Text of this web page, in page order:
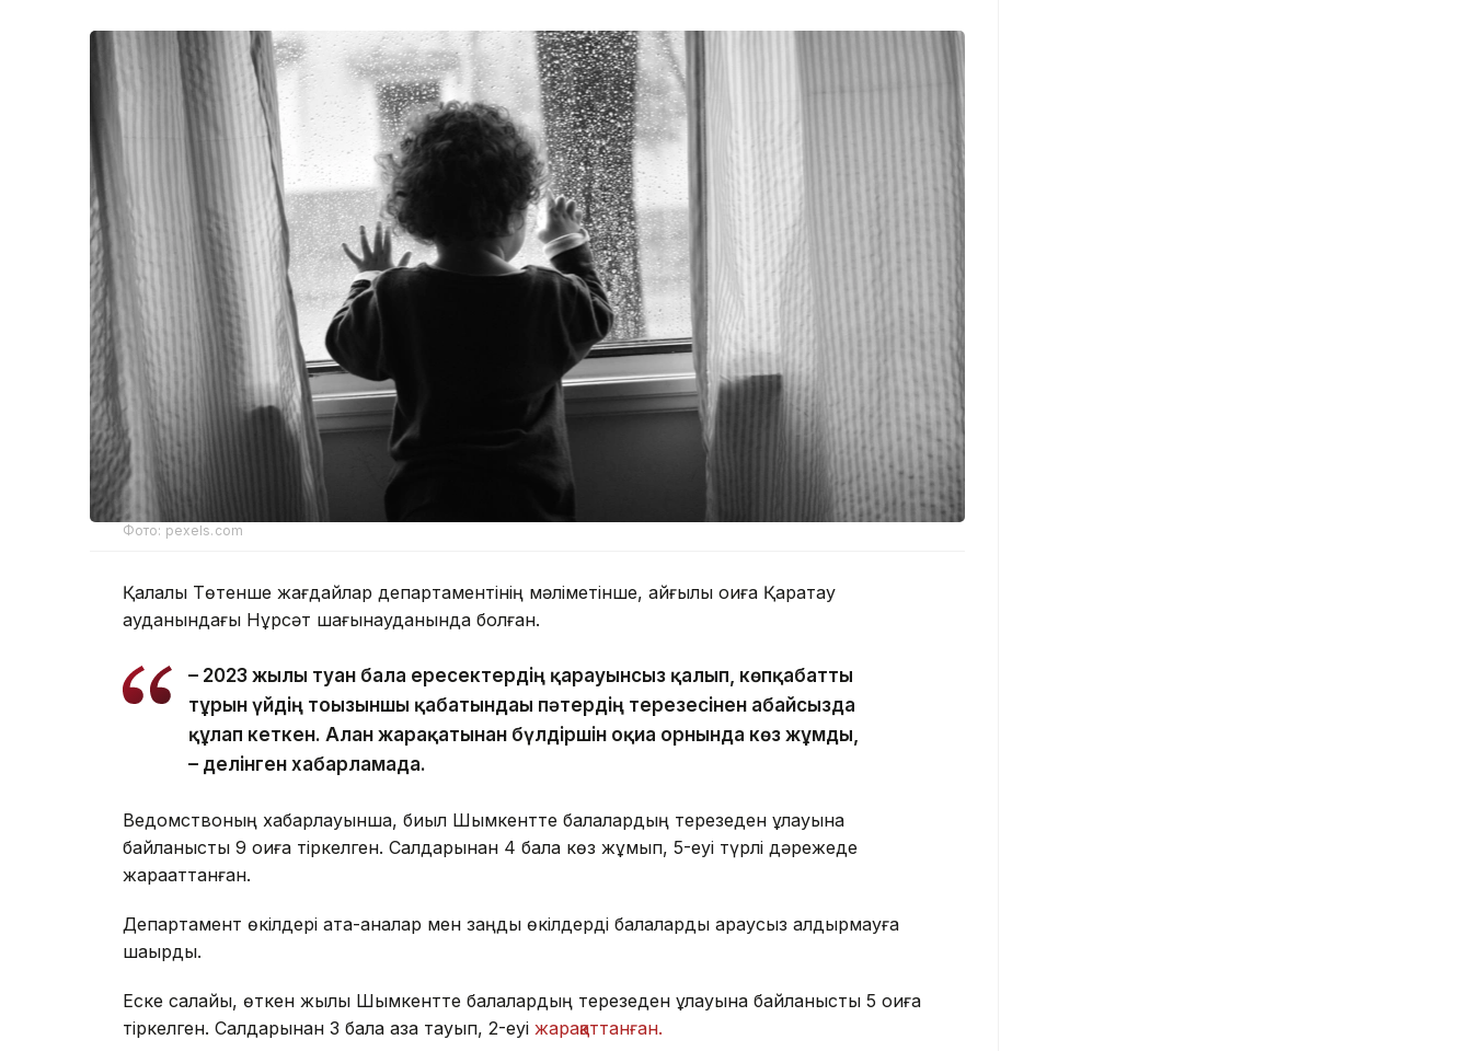
Фото: pexels.com
Қалалық Төтенше жағдайлар департаментінің мәліметінше, қайғылы оқиға Қаратау
ауданындағы Нұрсәт шағынауданында болған.
– 2023 жылы туған бала ересектердің қарауынсыз қалып, көпқабатты
тұрғын үйдің тоғызыншы қабатындағы пәтердің терезесінен абайсызда
құлап кеткен. Алған жарақатынан бүлдіршін оқиға орнында көз жұмды,
– делінген хабарламада.
Ведомствоның хабарлауынша, биыл Шымкентте балалардың терезеден құлауына
байланысты 9 оқиға тіркелген. Салдарынан 4 бала көз жұмып, 5-еуі түрлі дәрежеде
жарақаттанған.
Департамент өкілдері ата-аналар мен заңды өкілдерді балаларды қараусыз қалдырмауға
шақырды.
Еске салайық, өткен жылы Шымкентте балалардың терезеден құлауына байланысты 5 оқиға
тіркелген. Салдарынан 3 бала қаза тауып, 2-еуі жарақаттанған.